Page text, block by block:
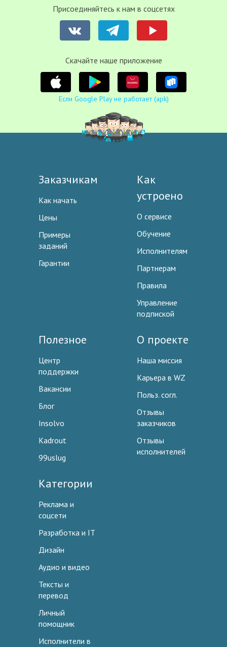
Присоединяйтесь к нам в соцсетях
Cкачайте наше приложение
Если Google Play не работает (apk)
Заказчикам
Как начать
Цены
Примеры
заданий
Гарантии
Как
устроено
О сервисе
Обучение
Исполнителям
Партнерам
Правила
Управление
подпиской
Полезное
Центр
поддержки
Вакансии
Блог
Insolvo
Kadrout
99uslug
О проекте
Наша миссия
Карьера в WZ
Польз. согл.
Отзывы
заказчиков
Отзывы
исполнителей
Категории
Реклама и
соцсети
Разработка и IT
Дизайн
Аудио и видео
Тексты и
перевод
Личный
помощник
Исполнители в